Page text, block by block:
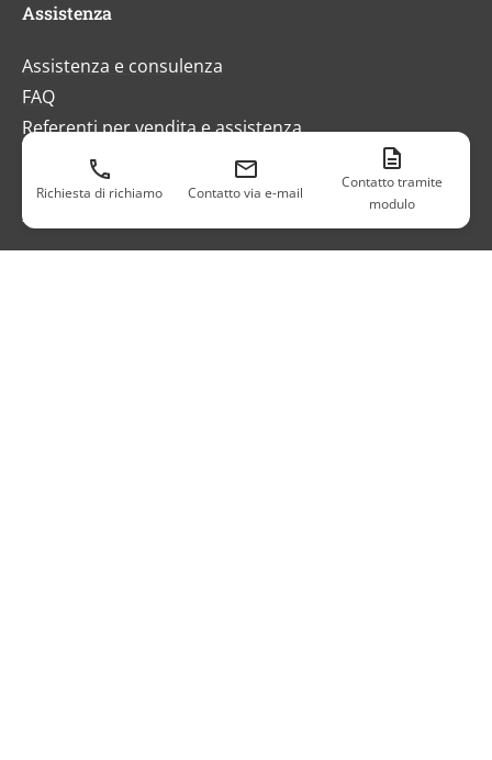
Assistenza
Assistenza e consulenza
FAQ
Referenti per vendita e assistenza
Finanziamento e consulenza
News ed eventi
Richiesta di richiamo Contatto via e-mail
Contatto tramite
modulo